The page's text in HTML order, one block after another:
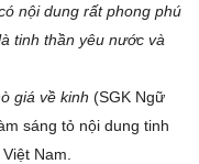
nội dung rất phong phú
tinh thần yêu nước và
giá về kinh (SGK Ngữ
sáng tỏ nội dung tinh
Nam.